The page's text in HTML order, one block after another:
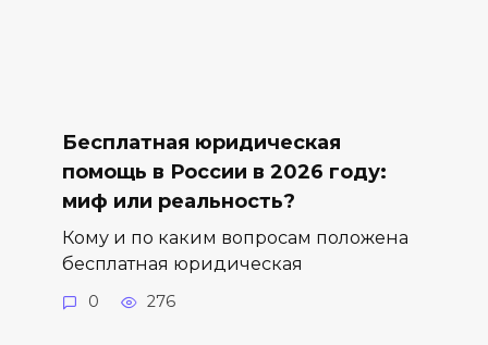
Бесплатная юридическая
помощь в России в 2026 году:
миф или реальность?
Кому и по каким вопросам положена
бесплатная юридическая
0 276